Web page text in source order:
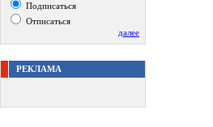
Подписаться
Отписаться
далее
РЕКЛАМА